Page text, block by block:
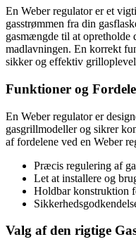
En Weber regulator er et
gasstrømmen fra din
gasmængde til at opretholde
madlavningen. En korrekt
sikker og effektiv
Funktioner og
En Weber regulator er
gasgrillmodeller og sikrer
af fordelene ved en Weber
Præcis regulering af
Let at installere og
Holdbar konstruktion
Valg af den rigtige